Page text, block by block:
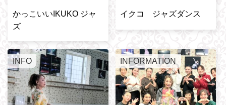
かっこいいIKUKO ジャ
ズ
イクコ ジャズダンス
INFO INFORMATION